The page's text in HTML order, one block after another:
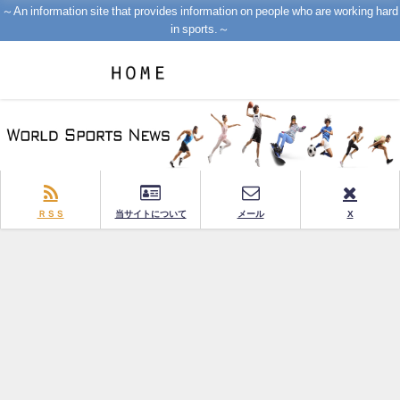
～An information site that provides information on people who are working hard
in sports.～
ＲＳＳ 当サイトについて メール X